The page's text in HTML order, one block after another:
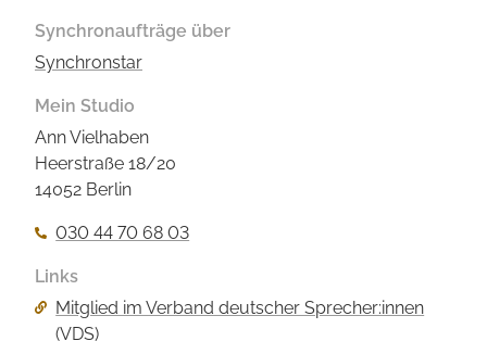
Synchronaufträge über
Synchronstar
Mein Studio
Ann Vielhaben
Heerstraße 18/20
14052 Berlin
030 44 70 68 03
Links
Navigation
überspringen
Mitglied im Verband deutscher Sprecher:innen
(VDS)